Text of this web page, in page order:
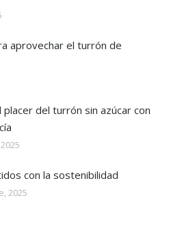
aprovechar el turrón de
placer del turrón sin azúcar con
con la sostenibilidad
2025